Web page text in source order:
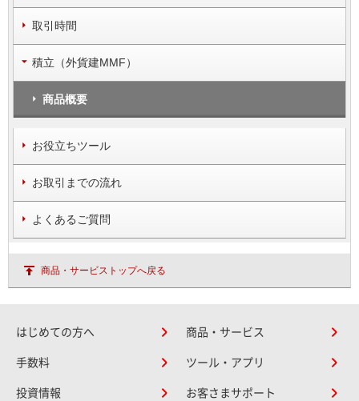
取引時間
積立（外貨建MMF）
商品概要
お役立ちツール
お取引までの流れ
よくあるご質問
商品・サービストップへ戻る
はじめての方へ 商品・サービス
手数料 ツール・アプリ
投資情報 お客さまサポート